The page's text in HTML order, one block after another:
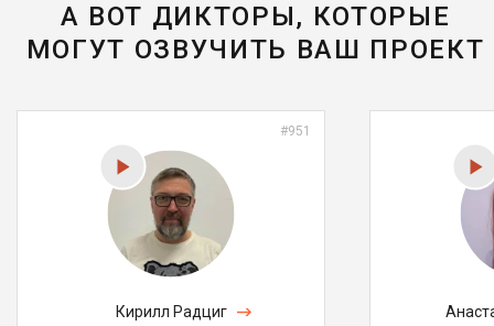
А ВОТ ДИКТОРЫ, КОТОРЫЕ
МОГУТ ОЗВУЧИТЬ ВАШ ПРОЕКТ
#951
Кирилл Радциг